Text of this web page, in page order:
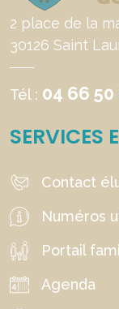
2 place de la
30126 Saint
Tél : 04 66 50
SERVICES
Contact
Numéros
Portail
Agenda